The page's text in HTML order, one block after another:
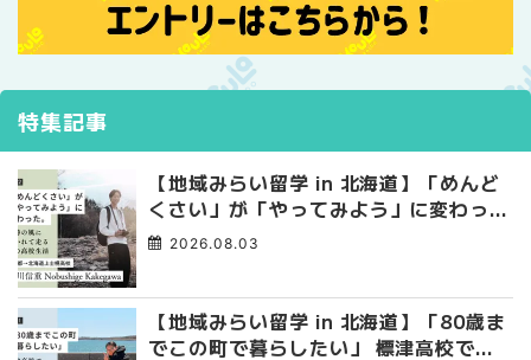
特集記事
【地域みらい留学 in 北海道】「めんど
くさい」が「やってみよう」に変わっ
た。 十勝の風に吹かれて走る、僕の泥
2026.08.03
【地域みらい留学 in 北海道】「80歳ま
でこの町で暮らしたい」 標津高校で踏